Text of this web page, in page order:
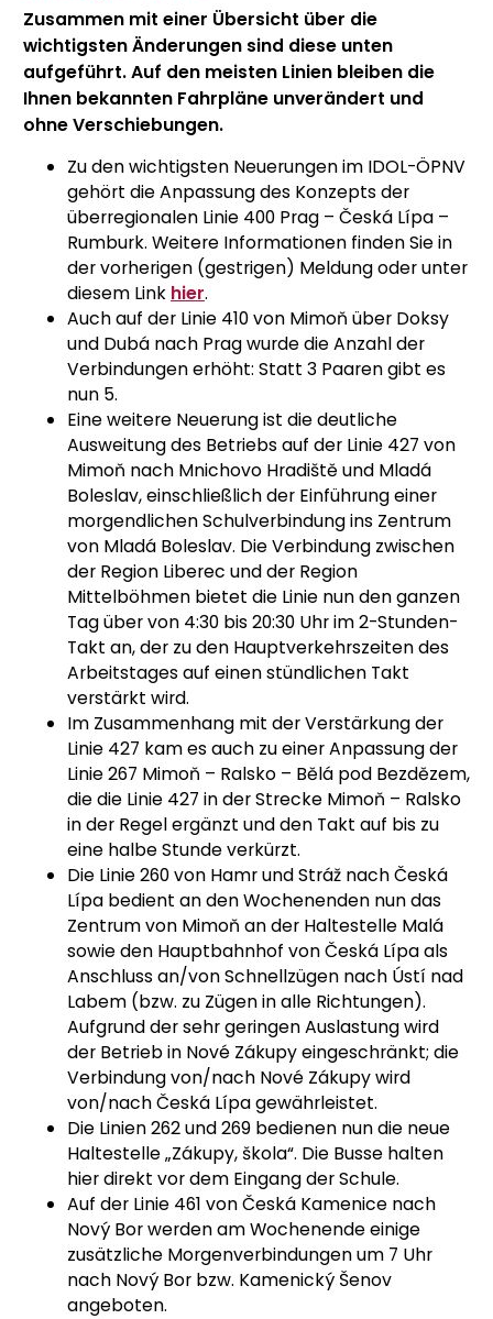
Zusammen mit einer Übersicht über die
wichtigsten Änderungen sind diese unten
aufgeführt. Auf den meisten Linien bleiben die
Ihnen bekannten Fahrpläne unverändert und
ohne Verschiebungen.
Zu den wichtigsten Neuerungen im IDOL-ÖPNV
gehört die Anpassung des Konzepts der
überregionalen Linie 400 Prag – Česká Lípa –
Rumburk. Weitere Informationen finden Sie in
der vorherigen (gestrigen) Meldung oder unter
diesem Link hier.
Auch auf der Linie 410 von Mimoň über Doksy
und Dubá nach Prag wurde die Anzahl der
Verbindungen erhöht: Statt 3 Paaren gibt es
nun 5.
Eine weitere Neuerung ist die deutliche
Ausweitung des Betriebs auf der Linie 427 von
Mimoň nach Mnichovo Hradiště und Mladá
Boleslav, einschließlich der Einführung einer
morgendlichen Schulverbindung ins Zentrum
von Mladá Boleslav. Die Verbindung zwischen
der Region Liberec und der Region
Mittelböhmen bietet die Linie nun den ganzen
Tag über von 4:30 bis 20:30 Uhr im 2-Stunden-
Takt an, der zu den Hauptverkehrszeiten des
Arbeitstages auf einen stündlichen Takt
verstärkt wird.
Im Zusammenhang mit der Verstärkung der
Linie 427 kam es auch zu einer Anpassung der
Linie 267 Mimoň – Ralsko – Bělá pod Bezdězem,
die die Linie 427 in der Strecke Mimoň – Ralsko
in der Regel ergänzt und den Takt auf bis zu
eine halbe Stunde verkürzt.
Die Linie 260 von Hamr und Stráž nach Česká
Lípa bedient an den Wochenenden nun das
Zentrum von Mimoň an der Haltestelle Malá
sowie den Hauptbahnhof von Česká Lípa als
Anschluss an/von Schnellzügen nach Ústí nad
Labem (bzw. zu Zügen in alle Richtungen).
Aufgrund der sehr geringen Auslastung wird
der Betrieb in Nové Zákupy eingeschränkt; die
Verbindung von/nach Nové Zákupy wird
von/nach Česká Lípa gewährleistet.
Die Linien 262 und 269 bedienen nun die neue
Haltestelle „Zákupy, škola“. Die Busse halten
hier direkt vor dem Eingang der Schule.
Auf der Linie 461 von Česká Kamenice nach
Nový Bor werden am Wochenende einige
zusätzliche Morgenverbindungen um 7 Uhr
nach Nový Bor bzw. Kamenický Šenov
angeboten.